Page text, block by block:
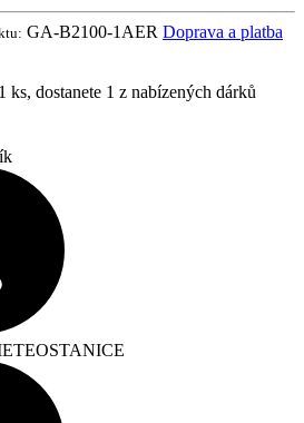
GA-B2100-1AER Doprava a platba
ks, dostanete 1 z nabízených dárků